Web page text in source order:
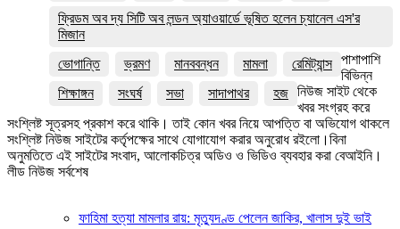
ফ্রিডম অব দ্য সিটি অব লন্ডন অ্যাওয়ার্ডে ভূষিত হলেন চ্যানেল এস'র
মিজান
ভোগান্তি
ভ্রমণ মানববন্ধন মামলা
রেমিট্যান্স
শিক্ষাঙ্গন
সংঘর্ষ সভা সাদাপাথর হজ
পাশাপাশি
বিভিন্ন
নিউজ সাইট থেকে
খবর সংগ্রহ করে
সংশ্লিষ্ট সূত্রসহ প্রকাশ করে থাকি। তাই কোন খবর নিয়ে আপত্তি বা অভিযোগ থাকলে
সংশ্লিষ্ট নিউজ সাইটের কর্তৃপক্ষের সাথে যোগাযোগ করার অনুরোধ রইলো।বিনা
অনুমতিতে এই সাইটের সংবাদ, আলোকচিত্র অডিও ও ভিডিও ব্যবহার করা বেআইনি।
লীড নিউজ সর্বশেষ
ফাহিমা হত্যা মামলার রায়: মৃত্যুদণ্ড পেলেন জাকির, খালাস দুই ভাই